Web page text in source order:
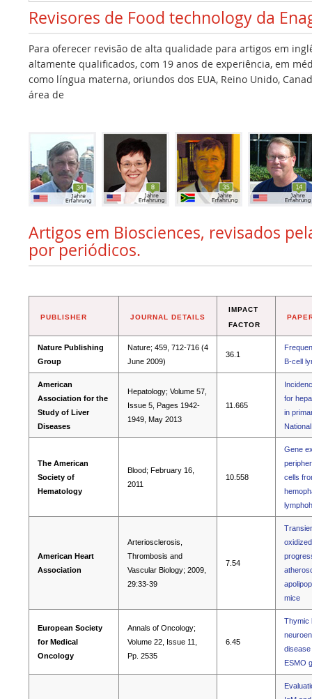
Revisores de Food technology da
Para oferecer revisão de alta qualidade para artigos em
altamente qualificados, com 19 anos de experiência, em
como língua materna, oriundos dos EUA, Reino Unido,
área de
Artigos em Biosciences, revisados
por periódicos.
PUBLISHER JOURNAL DETAILS
IMPACT
FACTOR
Nature Publishing
Group
Nature; 459, 712-716 (4
June 2009)
36.1
B-cell
American
Association for the
Study of Liver
Diseases
Hepatology; Volume 57,
Issue 5, Pages 1942-
1949, May 2013
11.665
for
in
The American
Society of
Hematology
Blood; February 16,
2011
10.558
Gene
cells
American Heart
Association
Arteriosclerosis,
Thrombosis and
Vascular Biology; 2009,
29:33-39
7.54
mice
European Society
for Medical
Oncology
Annals of Oncology;
Volume 22, Issue 11,
Pp. 2535
6.45
Thymic
disease
ESMO